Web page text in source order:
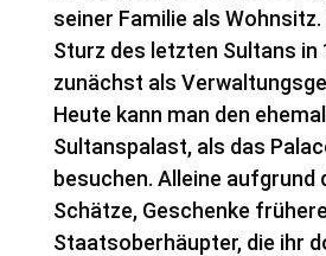
seiner Familie als Wohnsitz.
Sturz des letzten Sultans in
zunächst als
Heute kann man den
Sultanspalast, als das
besuchen. Alleine aufgrund
Schätze, Geschenke
Staatsoberhäupter, die ihr